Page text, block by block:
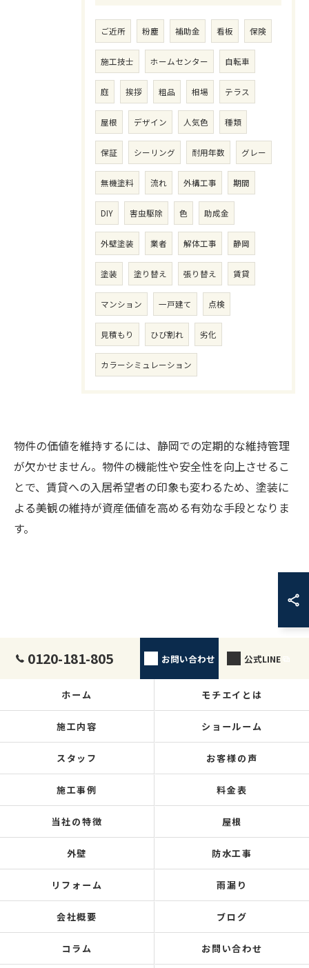
ご近所 粉塵 補助金 看板 保険
施工技士 ホームセンター 自転車
庭 挨拶 粗品 相場 テラス
屋根 デザイン 人気色 種類
保証 シーリング 耐用年数 グレー
無機塗料 流れ 外構工事 期間
DIY 害虫駆除 色 助成金
外壁塗装 業者 解体工事 静岡
塗装 塗り替え 張り替え 賃貸
マンション 一戸建て 点検
見積もり ひび割れ 劣化
カラーシミュレーション
物件の価値を維持するには、静岡での定期的な維持管理
が欠かせません。物件の機能性や安全性を向上させるこ
とで、賃貸への入居希望者の印象も変わるため、塗装に
よる美観の維持が資産価値を高める有効な手段となりま
す。
0120-181-805 お問い合わせ 公式LINE
ホーム モチエイとは
施工内容 ショールーム
スタッフ お客様の声
施工事例 料金表
当社の特徴 屋根
外壁 防水工事
リフォーム 雨漏り
会社概要 ブログ
コラム お問い合わせ